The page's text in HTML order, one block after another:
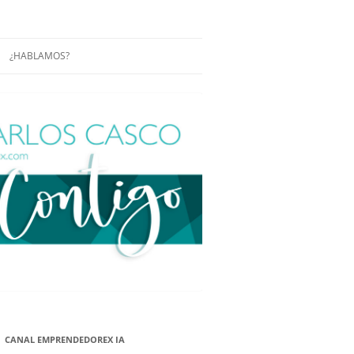
EN
DE
NUEVA
¿HABLAMOS?
CONÓCENOS UN POCO MÁS
CANAL EMPRENDEDOREX IA